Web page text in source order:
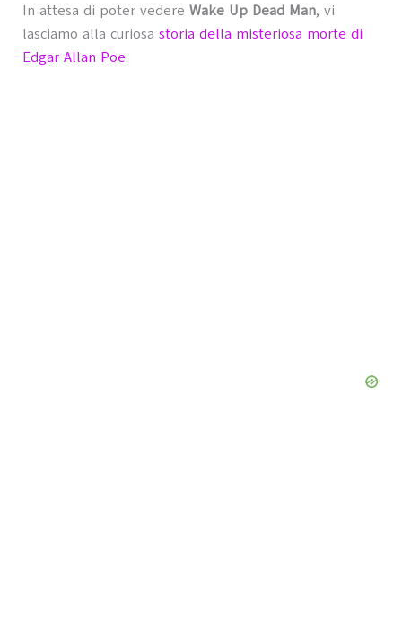
In attesa di poter vedere Wake Up Dead Man, vi
lasciamo alla curiosa storia della misteriosa morte di
Edgar Allan Poe.